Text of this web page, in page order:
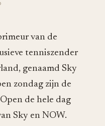
van de
tenniszender
genaamd Sky
zondag zijn de
de hele dag
Sky en NOW.